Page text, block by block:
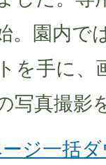
。園内で
を手に、
写真撮影
ジ一括